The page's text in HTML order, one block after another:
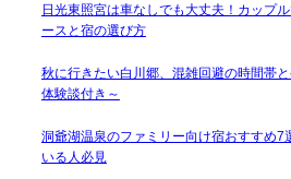
日光東照宮は車なしでも大丈夫！カップ
ースと宿の選び方
秋に行きたい白川郷、混雑回避の時間帯
体験談付き～
洞爺湖温泉のファミリー向け宿おすすめ7
いる人必見